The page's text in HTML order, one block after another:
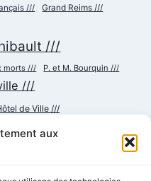
aux
/// Grand Reims ///
///
morts /// P. et M. Bourquin ///
///
de Ville ///
Luçon ///